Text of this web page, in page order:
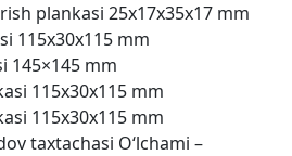
plankasi 25x17x35x17 mm
115x30x115 mm
145×145 mm
115x30x115 mm
115x30x115 mm
taxtachasi O‘lchami –